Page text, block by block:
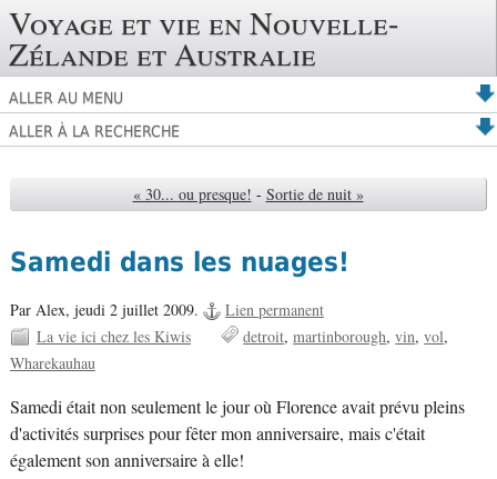
Voyage et vie en Nouvelle-
Zélande et Australie
ALLER AU MENU
ALLER À LA RECHERCHE
« 30... ou presque! - Sortie de nuit »
Samedi dans les nuages!
Par Alex, jeudi 2 juillet 2009.
Lien permanent
La vie ici chez les Kiwis
detroit martinborough vin vol
Wharekauhau
Samedi était non seulement le jour où Florence avait prévu pleins
d'activités surprises pour fêter mon anniversaire, mais c'était
également son anniversaire à elle!